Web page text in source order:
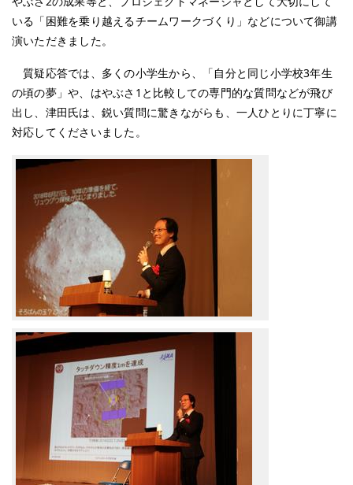
いる「困難を乗り越えるチームワークづくり」などについて御講
演いただきました。
質疑応答では、多くの小学生から、「自分と同じ小学校3年生
の頃の夢」や、はやぶさ1と比較しての専門的な質問などが飛び
出し、津田氏は、鋭い質問に驚きながらも、一人ひとりに丁寧に
対応してくださいました。